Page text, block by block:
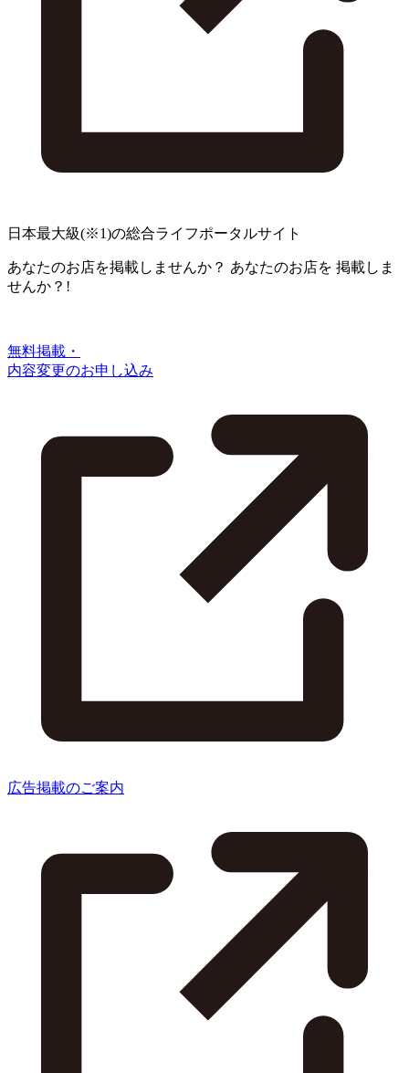
日本最大級(※1)の総合ライフポータルサイト
あなたのお店を掲載しませんか？ あなたのお店を 掲載しま
せんか？!
無料掲載・
内容変更のお申し込み
広告掲載のご案内